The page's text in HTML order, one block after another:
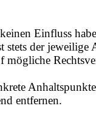
Einfluss
der jeweilige
entfernen.